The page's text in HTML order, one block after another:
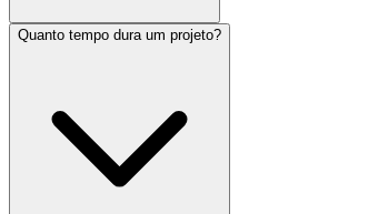
Quanto tempo dura um projeto?